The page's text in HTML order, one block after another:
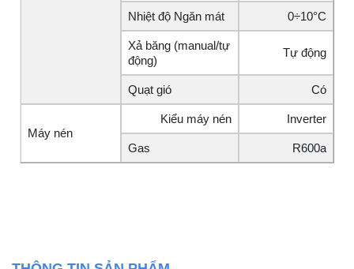
Nhiệt độ Ngăn mát 0÷10°C
Xả băng (manual/tự
động)
Tự động
Quạt gió Có
Máy nén
Kiểu máy nén Inverter
Gas R600a